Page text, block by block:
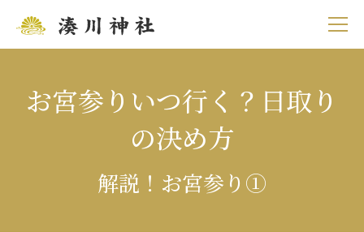
お宮参りいつ行く？日取り
の決め方
解説！お宮参り➀